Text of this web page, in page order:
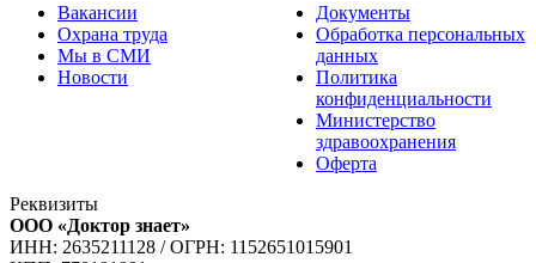
Вакансии
Охрана труда
Мы в СМИ
Новости
Документы
Обработка персональных
данных
Политика
конфиденциальности
Министерство
здравоохранения
Оферта
Реквизиты
ООО «Доктор знает»
ИНН: 2635211128 /ОГРН: 1152651015901